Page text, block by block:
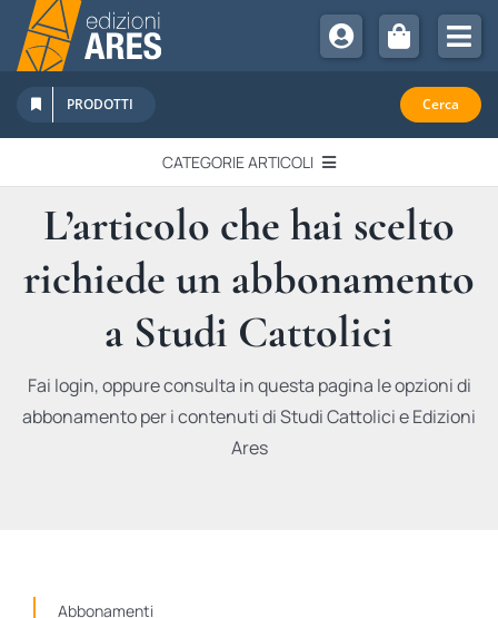
Salta
contenuto
Chi Siamo
Sostienici
Abbonamenti
Promozioni
Newsletter
PRODOTTI Cerca
CATEGORIE ARTICOLI
EDITORIALI
IN QUESTO NUMERO
RECENSIONI
L’articolo che hai scelto
richiede un abbonamento
a Studi Cattolici
Fai login, oppure consulta in questa pagina le opzioni di
abbonamento per i contenuti di Studi Cattolici e Edizioni
Ares
Abbonamenti